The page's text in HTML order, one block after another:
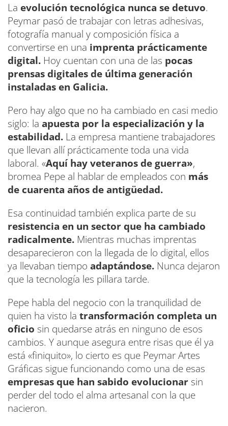
La evolución tecnológica nunca se detuvo.
Peymar pasó de trabajar con letras adhesivas,
fotografía manual y composición física a
convertirse en una imprenta prácticamente
digital. Hoy cuentan con una de las pocas
prensas digitales de última generación
instaladas en Galicia.
Pero hay algo que no ha cambiado en casi medio
siglo: la apuesta por la especialización y la
estabilidad. La empresa mantiene trabajadores
que llevan allí prácticamente toda una vida
laboral. «Aquí hay veteranos de guerra»,
bromea Pepe al hablar de empleados con más
de cuarenta años de antigüedad.
Esa continuidad también explica parte de su
resistencia en un sector que ha cambiado
radicalmente. Mientras muchas imprentas
desaparecieron con la llegada de lo digital, ellos
ya llevaban tiempo adaptándose. Nunca dejaron
que la tecnología les pillara tarde.
Pepe habla del negocio con la tranquilidad de
quien ha visto la transformación completa un
oficio sin quedarse atrás en ninguno de esos
cambios. Y aunque asegura entre risas que él ya
está «finiquito», lo cierto es que Peymar Artes
Gráficas sigue funcionando como una de esas
empresas que han sabido evolucionar sin
perder del todo el alma artesanal con la que
nacieron.